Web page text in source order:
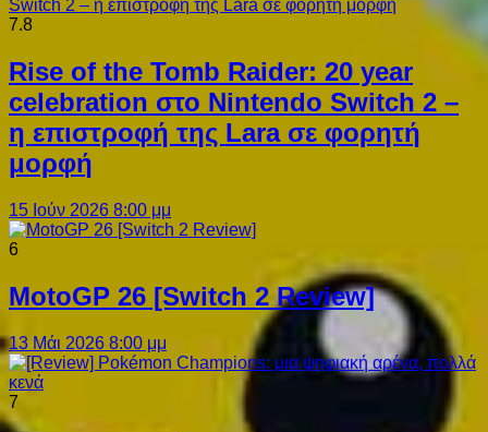
7.8
Rise of the Tomb Raider: 20 year
celebration στο Nintendo Switch 2 –
η επιστροφή της Lara σε φορητή
μορφή
15 Ιούν 2026 8:00 μμ
6
MotoGP 26 [Switch 2 Review]
13 Μάι 2026 8:00 μμ
7